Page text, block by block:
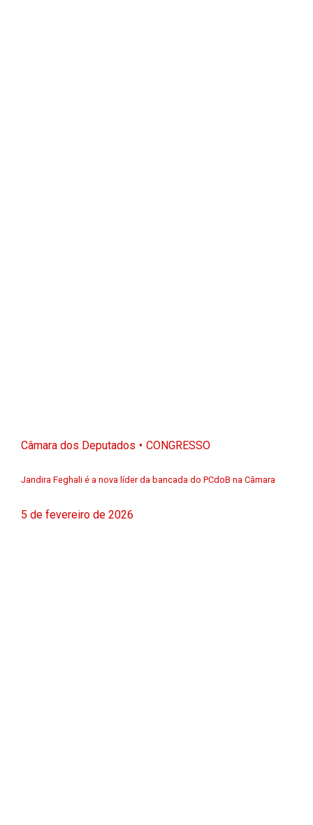
Câmara dos Deputados CONGRESSO
Jandira Feghali é a nova líder da bancada do PCdoB na Câmara
5 de fevereiro de 2026